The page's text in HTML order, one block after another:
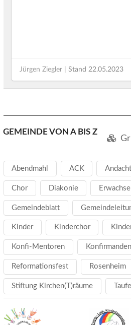
Jürgen Ziegler| Stand 22.05.2023
GEMEINDE VON A BIS Z
Abendmahl ACK
Chor Diakonie
Gemeindeblatt
Kinder Kinderchor
Konfi-Mentoren Konfirmanden
Reformationsfest Rosenheim
Stiftung Kirchen(T)räume Taufe